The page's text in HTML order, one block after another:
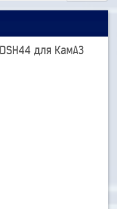
для КамАЗ